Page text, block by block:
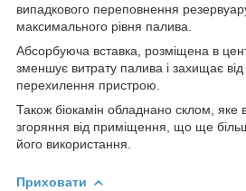
випадкового переповнення
максимального рівня палива.
Абсорбуюча вставка, розміщена в
зменшує витрату палива і захищає
перехилення пристрою.
Також біокамін обладнано склом, яке
згоряння від приміщення, що ще
його використання.
Приховати